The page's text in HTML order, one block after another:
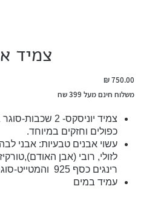
צמיד
מחיר
משלוח חינם מעל 399 שח
כפולים וחזקים במיוחד.
עשוי אבנים טבעיות: אבני
לזולי, רובי (אבן
רינגים כסף 925 והמטייט-סוגרי כסף סטרלינג 925
עמיד במים